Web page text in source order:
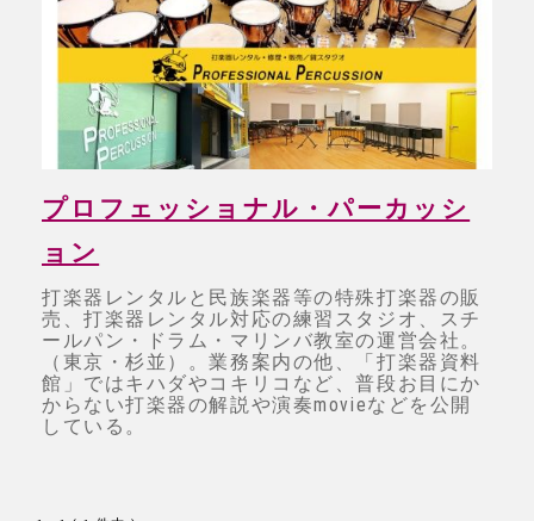
プロフェッショナル・パーカッシ
ョン
打楽器レンタルと民族楽器等の特殊打楽器の販
売、打楽器レンタル対応の練習スタジオ、スチ
ールパン・ドラム・マリンバ教室の運営会社。
（東京・杉並）。業務案内の他、「打楽器資料
館」ではキハダやコキリコなど、普段お目にか
からない打楽器の解説や演奏movieなどを公開
している。